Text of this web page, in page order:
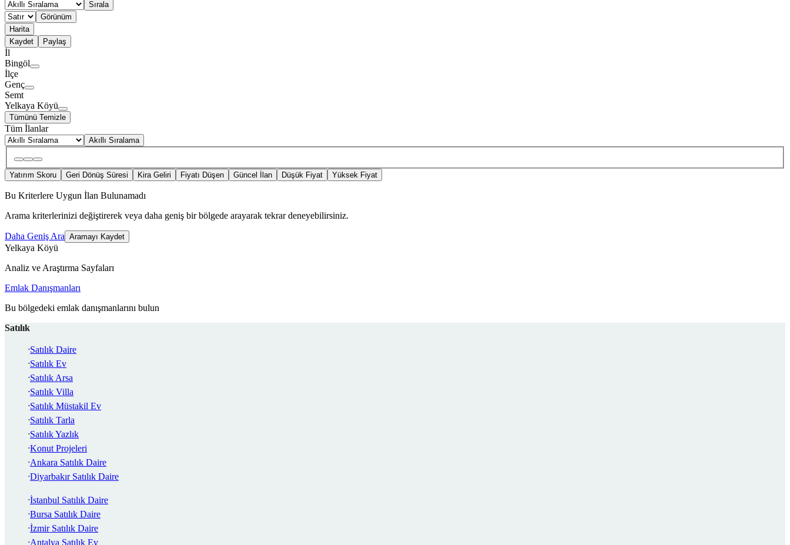
Sırala
Görünüm
Harita
Kaydet
Paylaş
İl
Bingöl
İlçe
Genç
Semt
Yelkaya Köyü
Tümünü Temizle
Tüm İlanlar
Akıllı Sıralama
Yatırım Skoru Geri Dönüş Süresi Kira Geliri Fiyatı Düşen Güncel İlan Düşük Fiyat Yüksek Fiyat
Bu Kriterlere Uygun İlan Bulunamadı
Arama kriterlerinizi değiştirerek veya daha geniş bir bölgede arayarak tekrar deneyebilirsiniz.
Daha Geniş Ara Aramayı Kaydet
Yelkaya Köyü
Analiz ve Araştırma Sayfaları
Emlak Danışmanları
Bu bölgedeki emlak danışmanlarını bulun
Satılık
Satılık Daire
Satılık Ev
Satılık Arsa
Satılık Villa
Satılık Müstakil Ev
Satılık Tarla
Satılık Yazlık
Konut Projeleri
Ankara Satılık Daire
Diyarbakır Satılık Daire
İstanbul Satılık Daire
Bursa Satılık Daire
İzmir Satılık Daire
Antalya Satılık Ev